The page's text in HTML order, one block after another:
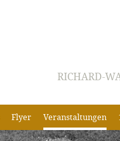
RICHARD-
Flyer Veranstaltungen